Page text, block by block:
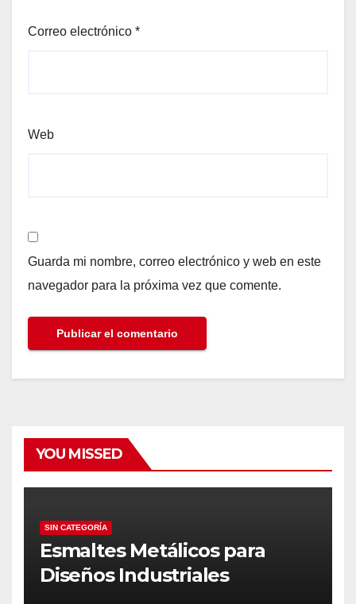
Correo electrónico *
Web
Guarda mi nombre, correo electrónico y web en este
navegador para la próxima vez que comente.
YOU MISSED
SIN CATEGORÍA
Esmaltes Metálicos para
Diseños Industriales